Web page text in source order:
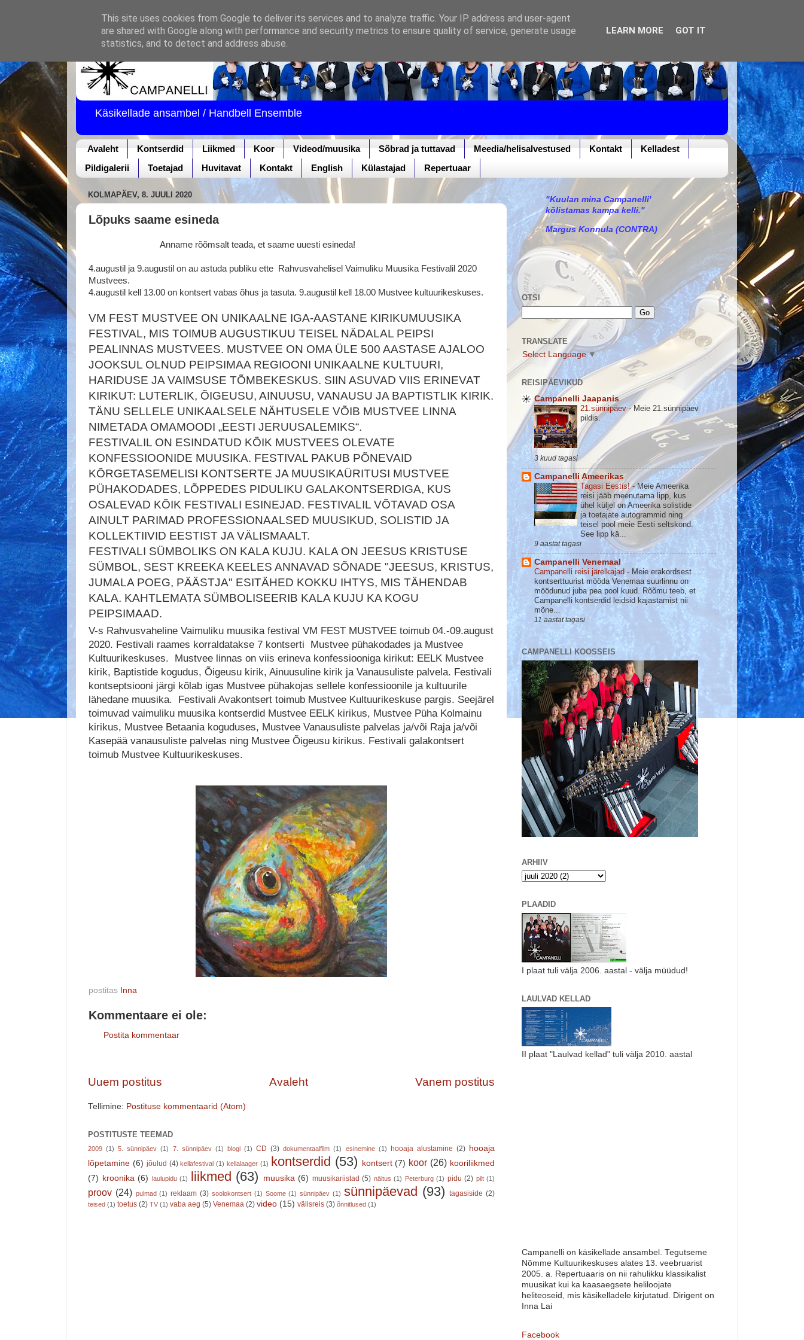
Käsikellade ansambel / Handbell Ensemble
Avaleht Kontserdid Liikmed Koor Videod/muusika Sõbrad ja tuttavad Meedia/helisalvestused Kontakt
Kelladest
Pildigalerii
Toetajad Huvitavat Kontakt English Külastajad Repertuaar
KOLMAPÄEV, 8. JUULI 2020
Lõpuks saame esineda
Anname rõõmsalt teada, et saame uuesti esineda!
4.augustil ja 9.augustil on au astuda publiku ette Rahvusvahelisel Vaimuliku Muusika Festivalil 2020
Mustvees.
4.augustil kell 13.00 on kontsert vabas õhus ja tasuta. 9.augustil kell 18.00 Mustvee kultuurikeskuses.
VM FEST MUSTVEE ON UNIKAALNE IGA-AASTANE KIRIKUMUUSIKA
FESTIVAL, MIS TOIMUB AUGUSTIKUU TEISEL NÄDALAL PEIPSI
PEALINNAS MUSTVEES. MUSTVEE ON OMA ÜLE 500 AASTASE AJALOO
JOOKSUL OLNUD PEIPSIMAA REGIOONI UNIKAALNE KULTUURI,
HARIDUSE JA VAIMSUSE TÕMBEKESKUS. SIIN ASUVAD VIIS ERINEVAT
KIRIKUT: LUTERLIK, ÕIGEUSU, AINUUSU, VANAUSU JA BAPTISTLIK KIRIK.
TÄNU SELLELE UNIKAALSELE NÄHTUSELE VÕIB MUSTVEE LINNA
NIMETADA OMAMOODI „EESTI JERUUSALEMIKS“.
FESTIVALIL ON ESINDATUD KÕIK MUSTVEES OLEVATE
KONFESSIOONIDE MUUSIKA. FESTIVAL PAKUB PÕNEVAID
KÕRGETASEMELISI KONTSERTE JA MUUSIKAÜRITUSI MUSTVEE
PÜHAKODADES, LÕPPEDES PIDULIKU GALAKONTSERDIGA, KUS
OSALEVAD KÕIK FESTIVALI ESINEJAD. FESTIVALIL VÕTAVAD OSA
AINULT PARIMAD PROFESSIONAALSED MUUSIKUD, SOLISTID JA
KOLLEKTIIVID EESTIST JA VÄLISMAALT.
FESTIVALI SÜMBOLIKS ON KALA KUJU. KALA ON JEESUS KRISTUSE
SÜMBOL, SEST KREEKA KEELES ANNAVAD SÕNADE "JEESUS, KRISTUS,
JUMALA POEG, PÄÄSTJA" ESITÄHED KOKKU IHTYS, MIS TÄHENDAB
KALA. KAHTLEMATA SÜMBOLISEERIB KALA KUJU KA KOGU
PEIPSIMAAD.
V-s Rahvusvaheline Vaimuliku muusika festival VM FEST MUSTVEE toimub 04.-09.august
2020. Festivali raames korraldatakse 7 kontserti Mustvee pühakodades ja Mustvee
Kultuurikeskuses. Mustvee linnas on viis erineva konfessiooniga kirikut: EELK Mustvee
kirik, Baptistide kogudus, Õigeusu kirik, Ainuusuline kirik ja Vanausuliste palvela. Festivali
kontseptsiooni järgi kõlab igas Mustvee pühakojas sellele konfessioonile ja kultuurile
lähedane muusika. Festivali Avakontsert toimub Mustvee Kultuurikeskuse pargis. Seejärel
toimuvad vaimuliku muusika kontserdid Mustvee EELK kirikus, Mustvee Püha Kolmainu
kirikus, Mustvee Betaania koguduses, Mustvee Vanausuliste palvelas ja/või Raja ja/või
Kasepää vanausuliste palvelas ning Mustvee Õigeusu kirikus. Festivali galakontsert
toimub Mustvee Kultuurikeskuses.
postitas Inna
Kommentaare ei ole:
Postita kommentaar
Uuem postitus Vanem postitus
Avaleht
Tellimine: Postituse kommentaarid (Atom)
POSTITUSTE TEEMAD
2009 (1) 5. sünnipäev (1) 7. sünnipäev (1) blogi (1) CD (3) dokumentaalfilm (1) esinemine (1) hooaja alustamine (2) hooaja
lõpetamine (6) jõulud (4) kellafestival (1) kellalaager (1) kontserdid (53) kontsert (7) koor (26) kooriliikmed
(7) kroonika (6) laulupidu (1) liikmed (63) muusika (6) muusikariistad (5) näitus (1) Peterburg (1) pidu (2) pilt (1)
proov (24) pulmad (1) reklaam (3) soolokontsert (1) Soome (1) sünnipäev (1) sünnipäevad (93) tagasiside (2)
teised (1) toetus (2) TV (1) vaba aeg (5) Venemaa (2) video (15) välisreis (3) õnnitlused (1)
"Kuulan mina Campanelli'
kõlistamas kampa kelli."
Margus Konnula (CONTRA)
OTSI
TRANSLATE
Select Language ▼
REISIPÄEVIKUD
Campanelli Jaapanis
21.sünnipäev-Meie 21.sünnipäev
pildis.
3 kuud tagasi
Campanelli Ameerikas
Tagasi Eestis!-Meie Ameerika
reisi jääb meenutama lipp, kus
ühel küljel on Ameerika solistide
ja toetajate autogrammid ning
teisel pool meie Eesti seltskond.
See lipp kä...
9 aastat tagasi
Campanelli Venemaal
Campanelli reisi järelkajad- Meie erakordsest
kontserttuurist mööda Venemaa suurlinnu on
möödunud juba pea pool kuud. Rõõmu teeb, et
Campanelli kontserdid leidsid kajastamist nii
mõne...
11 aastat tagasi
CAMPANELLI KOOSSEIS
ARHIIV
PLAADID
I plaat tuli välja 2006. aastal - välja müüdud!
LAULVAD KELLAD
II plaat "Laulvad kellad" tuli välja 2010. aastal
Campanelli on käsikellade ansambel. Tegutseme
Nõmme Kultuurikeskuses alates 13. veebruarist
2005. a. Repertuaaris on nii rahulikku klassikalist
muusikat kui ka kaasaegsete heliloojate
heliteoseid, mis käsikelladele kirjutatud. Dirigent on
Inna Lai
Facebook
This site uses cookies from Google to deliver its services and to analyze traffic. Your IP address and user-agent
are shared with Google along with performance and security metrics to ensure quality of service, generate usage
statistics, and to detect and address abuse.
LEARN MORE GOT IT